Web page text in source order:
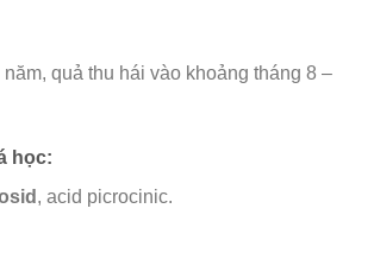
quả thu hái vào khoảng tháng 8 –
học:
, acid picrocinic.